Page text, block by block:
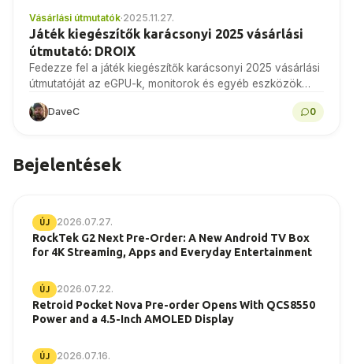
Vásárlási útmutatók·2025.11.27.
Játék kiegészítők karácsonyi 2025 vásárlási
útmutató: DROIX
Fedezze fel a játék kiegészítők karácsonyi 2025 vásárlási
útmutatóját az eGPU-k, monitorok és egyéb eszközök
DaveC 0
Bejelentések
ÚJ 2026.07.27.
RockTek G2 Next Pre-Order: A New Android TV Box
for 4K Streaming, Apps and Everyday Entertainment
ÚJ 2026.07.22.
Retroid Pocket Nova Pre-order Opens With QCS8550
Power and a 4.5-Inch AMOLED Display
ÚJ 2026.07.16.